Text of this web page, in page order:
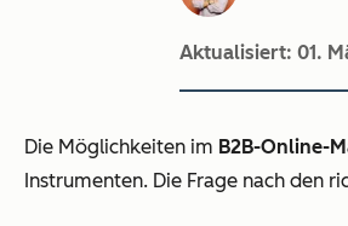
Aktualisiert: 01.
Die Möglichkeiten im B2B-Online-
Instrumenten. Die Frage nach den